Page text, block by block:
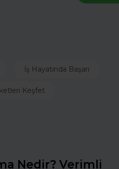
İş Hayatında Başarı
Keşfet
Nedir? Verimli